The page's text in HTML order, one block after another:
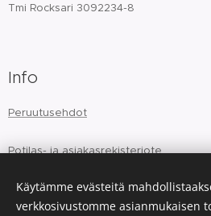
Tmi Rocksari 3092234-8
Info
Peruutusehdot
Potilas- ja asiakasrekisteriote
Käytämme evästeitä
verkkosivustomme asianmukaisen